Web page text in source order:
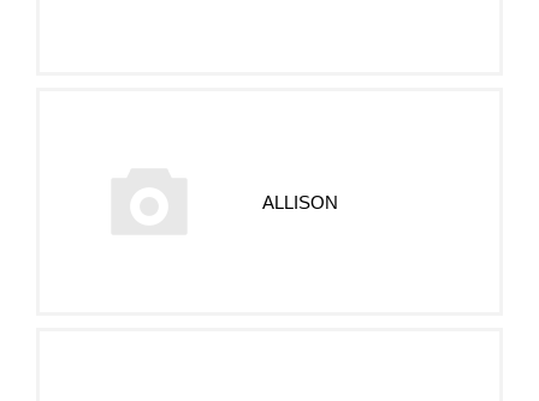
ALLISON